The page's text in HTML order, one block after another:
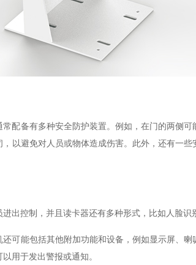
配备有多种安全防护装置。例如，在门的两侧
以避免对人员或物体造成伤害。此外，还有一
出控制，并且读卡器还有多种形式，比如人脸识
还可能包括其他附加功能和设备，例如显示屏、
用于发出警报或通知。